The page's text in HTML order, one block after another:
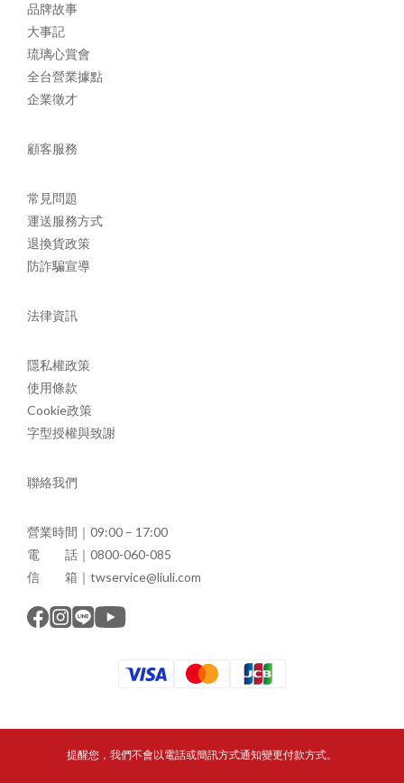
品牌故事
大事記
琉璃心賞會
全台營業據點
企業徵才
顧客服務
常見問題
運送服務方式
退換貨政策
防詐騙宣導
法律資訊
隱私權政策
使用條款
Cookie政策
字型授權與致謝
聯絡我們
營業時間｜09:00 – 17:00
電 話｜0800-060-085
信 箱｜twservice@liuli.com
提醒您，我們不會以電話或簡訊方式通知變更付款方式。